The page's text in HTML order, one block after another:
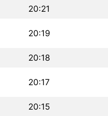
20:21
20:19
20:18
20:17
20:15